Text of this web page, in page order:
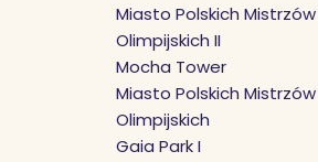
Miasto Polskich Mistrzów
Olimpijskich II
Mocha Tower
Miasto Polskich Mistrzów
Olimpijskich
Gaia Park I